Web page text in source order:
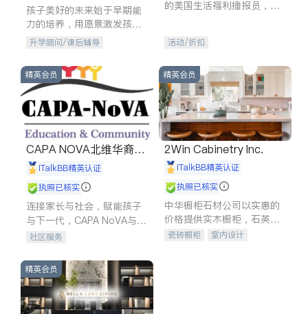
孩子美好的未来始于早期能
力的培养，用愿景激发孩子
的学习潜力和动力。理念：
石。
升学顾问/课后辅导
的美国生活福利播报员，精
专属福利。
活动/折扣
精英会员
CAPA NOVA北维华裔家
长会iTalkBB精英认证
执照已核实
连接家长与社会，赋能孩子
与下一代，CAPA NoVA与您
携手建设包容、公平、充满
社区服务
精英会员
2Win Cabinetry Inc.
iTalkBB精英认证
执照已核实
中华橱柜石材公司以实惠的
价格提供实木橱柜，石英石
台面，多种优质不锈钢水
瓷砖橱柜
室内设计
精英会员